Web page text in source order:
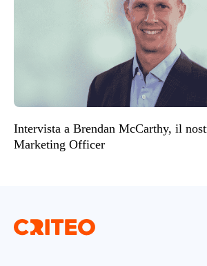
Intervista a Brendan McCarthy, il
Marketing Officer